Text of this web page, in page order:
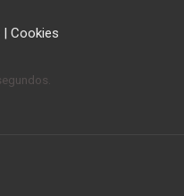
| Cookies